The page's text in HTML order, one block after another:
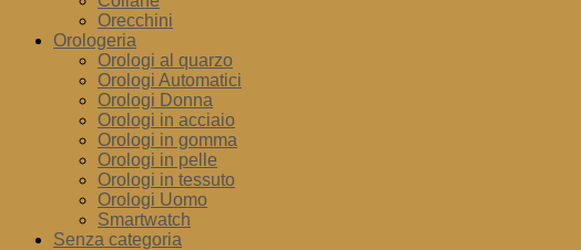
Orecchini
Orologeria
Orologi al quarzo
Orologi Automatici
Orologi Donna
Orologi in acciaio
Orologi in gomma
Orologi in pelle
Orologi in tessuto
Orologi Uomo
Smartwatch
Senza categoria